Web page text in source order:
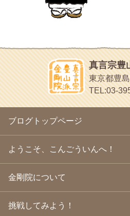
2010年9月(16)
(13)
2010年5月(22)
2010年4月(25)
2010年3月(22)
2010年2月
(23)
2010年1月(23)
2009年12月(18)
2009年10月(20)
2009年9月(20)
2009年8月 (18)
2009年7月
(21)
2009年6月(22)
2009年5月(20)
2009年2月(19)
日本人の繊細な体質にあわせた、や
ほうげん日記
放言じゃなくて和尚さんの名前だよ
面白いサイトみつけたよ。
ヘェ～という感じ
chocolab.Air♪DIALY
ラブラドールのワンちゃんがかわい
真言宗豊
東京都豊
TEL:03-
ブログトップページ
ようこそ、こんごういんへ！
金剛院について
挑戦してみよう！